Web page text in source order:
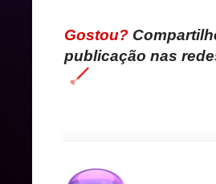
Gostou?
publicação nas